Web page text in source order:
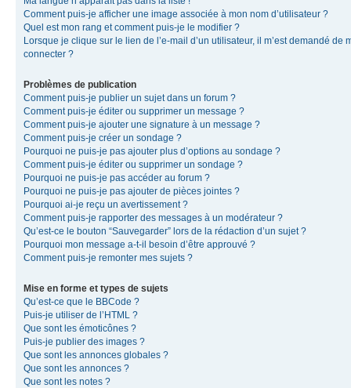
Comment puis-je afficher une image associée à mon nom d’utilisateur ?
Quel est mon rang et comment puis-je le modifier ?
Lorsque je clique sur le lien de l’e-mail d’un utilisateur, il m’est demandé de
connecter ?
Problèmes de publication
Comment puis-je publier un sujet dans un forum ?
Comment puis-je éditer ou supprimer un message ?
Comment puis-je ajouter une signature à un message ?
Comment puis-je créer un sondage ?
Pourquoi ne puis-je pas ajouter plus d’options au sondage ?
Comment puis-je éditer ou supprimer un sondage ?
Pourquoi ne puis-je pas accéder au forum ?
Pourquoi ne puis-je pas ajouter de pièces jointes ?
Pourquoi ai-je reçu un avertissement ?
Comment puis-je rapporter des messages à un modérateur ?
Qu’est-ce le bouton “Sauvegarder” lors de la rédaction d’un sujet ?
Pourquoi mon message a-t-il besoin d’être approuvé ?
Comment puis-je remonter mes sujets ?
Mise en forme et types de sujets
Qu’est-ce que le BBCode ?
Puis-je utiliser de l’HTML ?
Que sont les émoticônes ?
Puis-je publier des images ?
Que sont les annonces globales ?
Que sont les annonces ?
Que sont les notes ?